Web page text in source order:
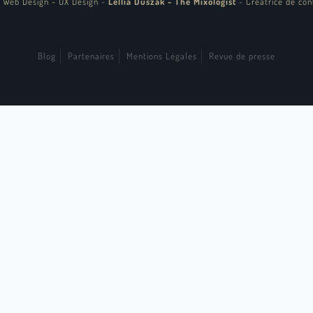
Blog Partenaires Mentions Légales Revue de presse